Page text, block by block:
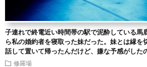
子連れで終電近い時間帯の駅で泥酔している馬
ら私の婚約者を寝取った妹だった。妹とは縁を
話して置いて帰ったんだけど、嫌な予感がした
修羅場